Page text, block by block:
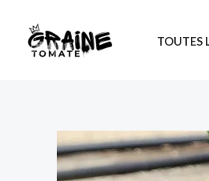
contenu
TOUTES